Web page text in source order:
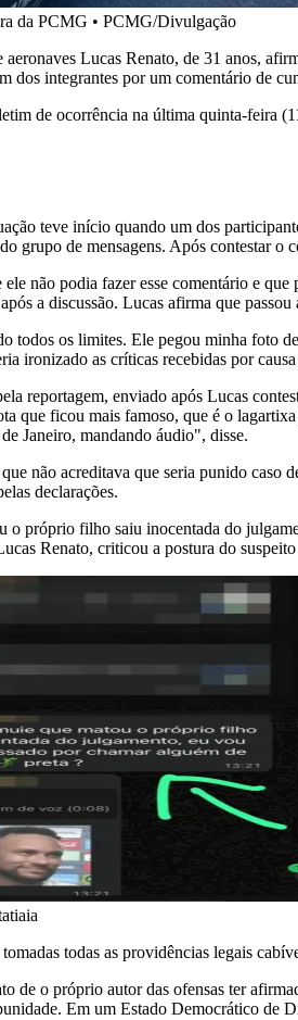
da PCMG • PCMG/Divulgação
Lucas Renato, de 31 anos,
dos integrantes por um comentário de
de ocorrência na última quinta-feira
teve início quando um dos
grupo de mensagens. Após contestar o
não podia fazer esse comentário e
a discussão. Lucas afirma que
todos os limites. Ele pegou minha foto
ironizado as críticas recebidas por causa
reportagem, enviado após Lucas
que ficou mais famoso, que é o
Janeiro, mandando áudio", disse.
não acreditava que seria punido caso
declarações.
o próprio filho saiu inocentada do
Renato, criticou a postura do
todas as providências legais
de o próprio autor das ofensas ter
Em um Estado Democrático